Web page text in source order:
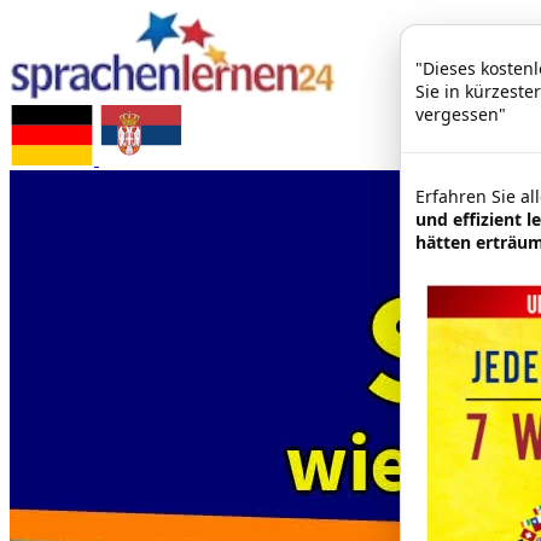
"Dieses
Sie in
vergessen"
Erfahren Sie
und effizient
hätten